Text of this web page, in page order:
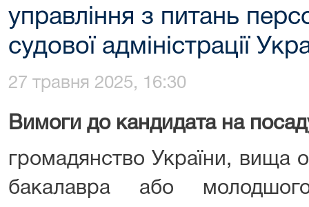
управління з питань
судової адміністрації
27 травня 2025, 16:30
Вимоги до кандидата на
громадянство України, вища
бакалавра або